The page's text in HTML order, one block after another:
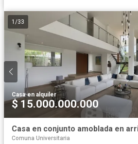
1 /33
Casa·en alquiler
$ 15.000.000.000
Comuna Universitaria